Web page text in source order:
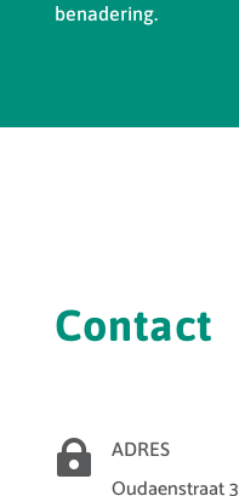
benadering.
Contact
 ADRES
Oudaenstraat 3